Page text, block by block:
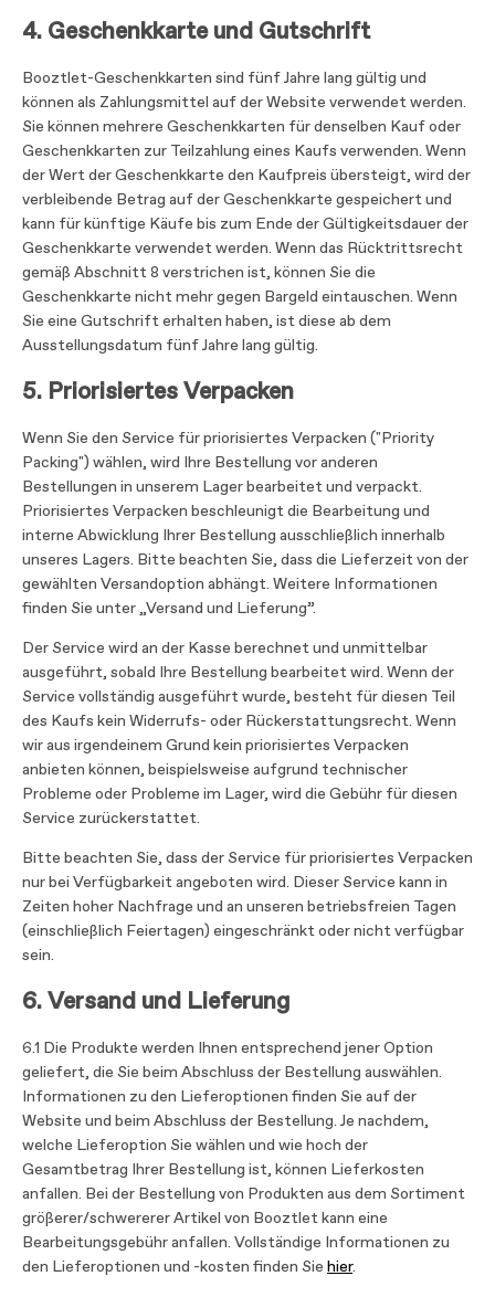
4. Geschenkkarte und Gutschrift
Booztlet-Geschenkkarten sind fünf Jahre lang gültig und
können als Zahlungsmittel auf der Website verwendet werden.
Sie können mehrere Geschenkkarten für denselben Kauf oder
Geschenkkarten zur Teilzahlung eines Kaufs verwenden. Wenn
der Wert der Geschenkkarte den Kaufpreis übersteigt, wird der
verbleibende Betrag auf der Geschenkkarte gespeichert und
kann für künftige Käufe bis zum Ende der Gültigkeitsdauer der
Geschenkkarte verwendet werden. Wenn das Rücktrittsrecht
gemäß Abschnitt 8 verstrichen ist, können Sie die
Geschenkkarte nicht mehr gegen Bargeld eintauschen. Wenn
Sie eine Gutschrift erhalten haben, ist diese ab dem
Ausstellungsdatum fünf Jahre lang gültig.
5. Priorisiertes Verpacken
Wenn Sie den Service für priorisiertes Verpacken ("Priority
Packing") wählen, wird Ihre Bestellung vor anderen
Bestellungen in unserem Lager bearbeitet und verpackt.
Priorisiertes Verpacken beschleunigt die Bearbeitung und
interne Abwicklung Ihrer Bestellung ausschließlich innerhalb
unseres Lagers. Bitte beachten Sie, dass die Lieferzeit von der
gewählten Versandoption abhängt. Weitere Informationen
finden Sie unter „Versand und Lieferung”.
Der Service wird an der Kasse berechnet und unmittelbar
ausgeführt, sobald Ihre Bestellung bearbeitet wird. Wenn der
Service vollständig ausgeführt wurde, besteht für diesen Teil
des Kaufs kein Widerrufs- oder Rückerstattungsrecht. Wenn
wir aus irgendeinem Grund kein priorisiertes Verpacken
anbieten können, beispielsweise aufgrund technischer
Probleme oder Probleme im Lager, wird die Gebühr für diesen
Service zurückerstattet.
Bitte beachten Sie, dass der Service für priorisiertes Verpacken
nur bei Verfügbarkeit angeboten wird. Dieser Service kann in
Zeiten hoher Nachfrage und an unseren betriebsfreien Tagen
(einschließlich Feiertagen) eingeschränkt oder nicht verfügbar
sein.
6. Versand und Lieferung
6.1 Die Produkte werden Ihnen entsprechend jener Option
geliefert, die Sie beim Abschluss der Bestellung auswählen.
Informationen zu den Lieferoptionen finden Sie auf der
Website und beim Abschluss der Bestellung. Je nachdem,
welche Lieferoption Sie wählen und wie hoch der
Gesamtbetrag Ihrer Bestellung ist, können Lieferkosten
anfallen. Bei der Bestellung von Produkten aus dem Sortiment
größerer/schwererer Artikel von Booztlet kann eine
Bearbeitungsgebühr anfallen. Vollständige Informationen zu
den Lieferoptionen und -kosten finden Sie hier.